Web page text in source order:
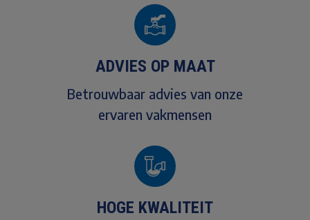
ADVIES OP MAAT
Betrouwbaar advies van onze
ervaren vakmensen
HOGE KWALITEIT